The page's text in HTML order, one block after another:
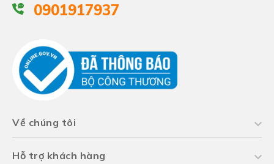
0901917937
Về chúng tôi
Hỗ trợ khách hàng